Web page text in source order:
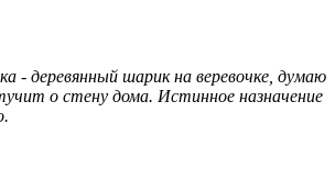
- деревянный шарик на веревочке, думаю
о стену дома. Истинное назначение